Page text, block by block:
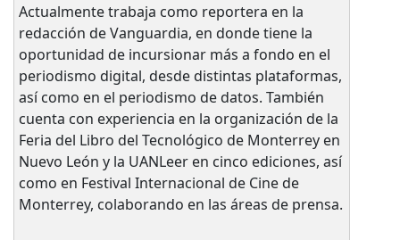
Actualmente trabaja como reportera en la
redacción de Vanguardia, en donde tiene la
oportunidad de incursionar más a fondo en el
periodismo digital, desde distintas plataformas,
así como en el periodismo de datos. También
cuenta con experiencia en la organización de la
Feria del Libro del Tecnológico de Monterrey en
Nuevo León y la UANLeer en cinco ediciones, así
como en Festival Internacional de Cine de
Monterrey, colaborando en las áreas de prensa.